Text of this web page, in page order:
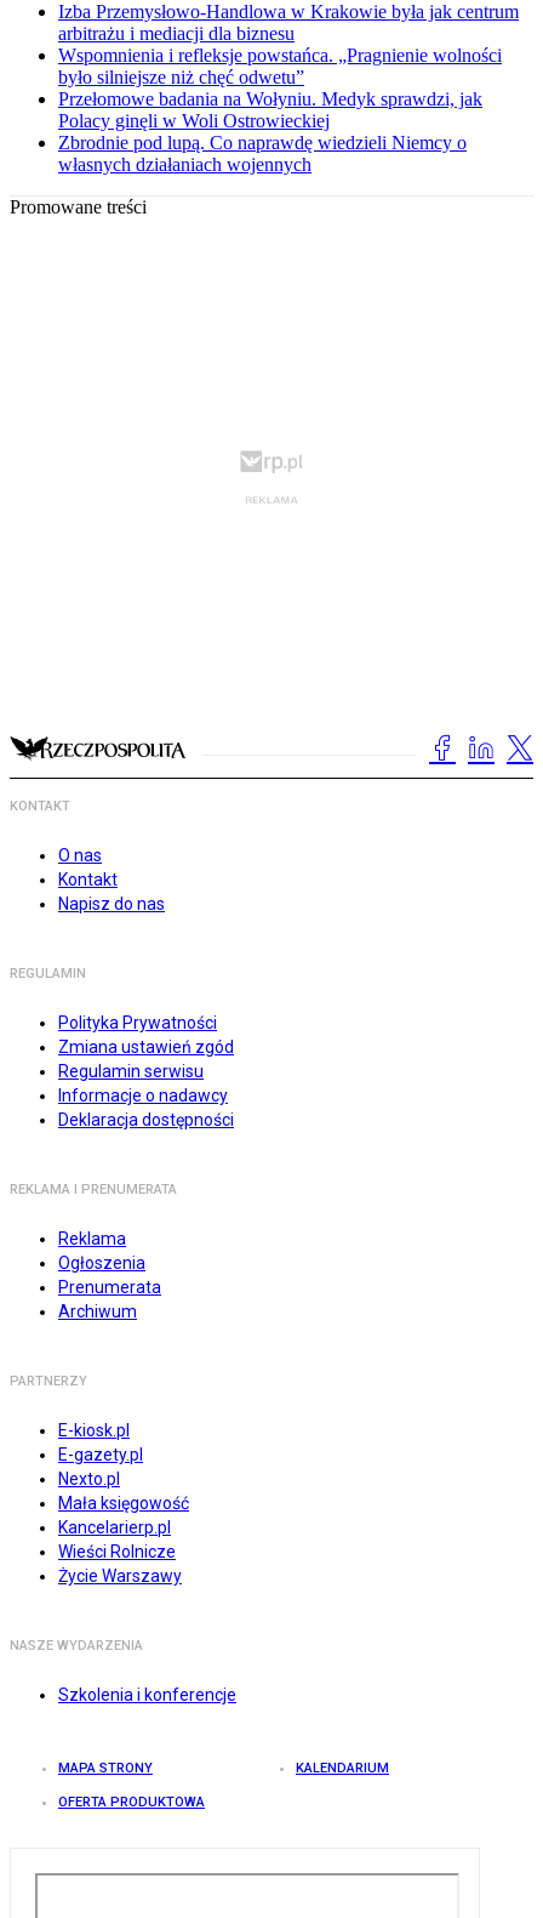
Izba Przemysłowo-Handlowa w Krakowie była jak centrum
arbitrażu i mediacji dla biznesu
Wspomnienia i refleksje powstańca. „Pragnienie wolności
było silniejsze niż chęć odwetu”
Przełomowe badania na Wołyniu. Medyk sprawdzi, jak
Polacy ginęli w Woli Ostrowieckiej
Zbrodnie pod lupą. Co naprawdę wiedzieli Niemcy o
własnych działaniach wojennych
Promowane treści
KONTAKT
O nas
Kontakt
Napisz do nas
REGULAMIN
Polityka Prywatności
Zmiana ustawień zgód
Regulamin serwisu
Informacje o nadawcy
Deklaracja dostępności
REKLAMA I PRENUMERATA
Reklama
Ogłoszenia
Prenumerata
Archiwum
PARTNERZY
E-kiosk.pl
E-gazety.pl
Nexto.pl
Mała księgowość
Kancelarierp.pl
Wieści Rolnicze
Życie Warszawy
NASZE WYDARZENIA
Szkolenia i konferencje
MAPA STRONY KALENDARIUM
OFERTA PRODUKTOWA